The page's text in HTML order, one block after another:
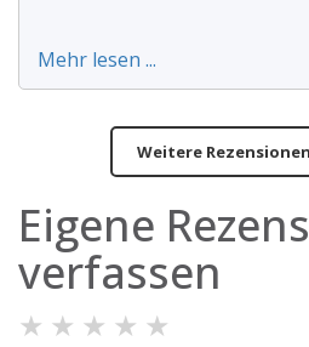
Mehr lesen ...
Weitere
Eigene
verfassen
★ ★ ★ ★ ★